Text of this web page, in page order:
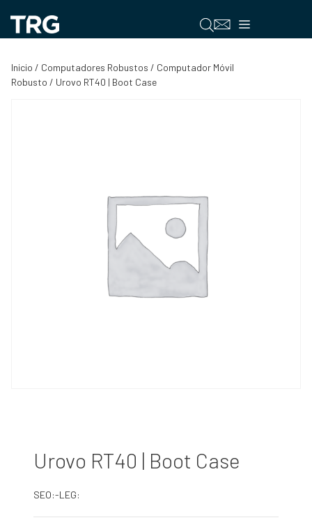
contenido
Menú
Inicio / Computadores Robustos / Computador Móvil
Robusto / Urovo RT40 | Boot Case
Urovo RT40 | Boot Case
SEO:-LEG: